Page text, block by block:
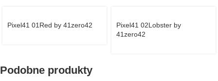
Pixel41 01Red by 41zero42
Pixel41 02Lobster by
41zero42
Podobne produkty